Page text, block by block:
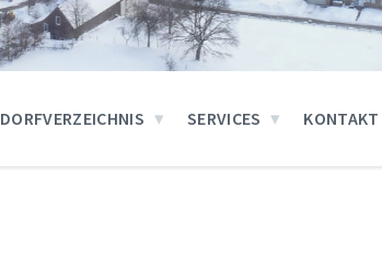
DORFVERZEICHNIS SERVICES KONTAKT